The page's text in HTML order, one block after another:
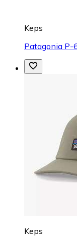
Keps
Patagonia P-
Keps